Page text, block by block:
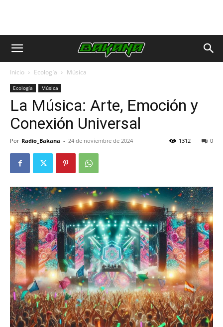
Inicio Ecología Música
Ecología Música
La Música: Arte, Emoción y
Conexión Universal
Por Radio_Bakana - 24 de noviembre de 2024 0
1312